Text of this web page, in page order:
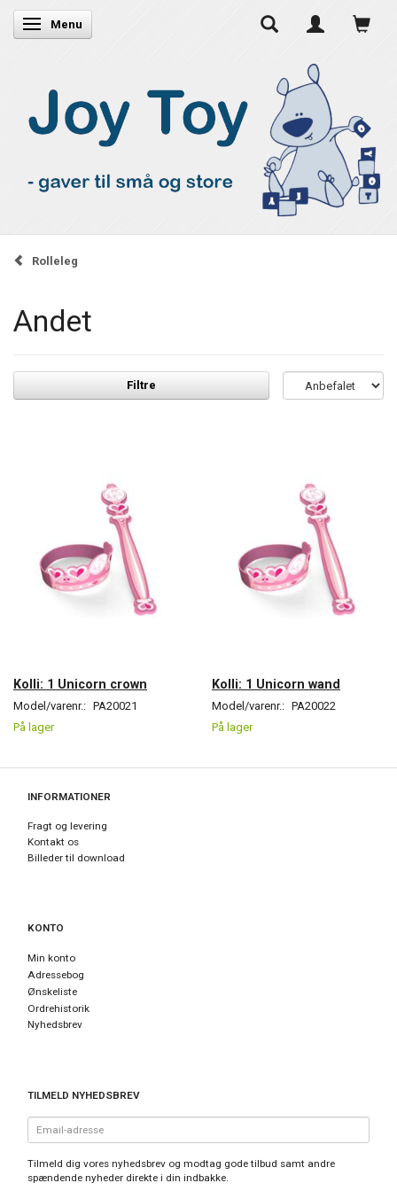
Skifte navigation
Menu
Rolleleg
Andet
Filtre
Kolli: 1 Unicorn crown
Model/varenr.: PA20021
På lager
Kolli: 1 Unicorn wand
Model/varenr.: PA20022
På lager
INFORMATIONER
Fragt og levering
Kontakt os
Billeder til download
KONTO
Min konto
Adressebog
Ønskeliste
Ordrehistorik
Nyhedsbrev
TILMELD NYHEDSBREV
adresse
Tilmeld dig vores nyhedsbrev og modtag gode tilbud samt andre
spændende nyheder direkte i din indbakke.